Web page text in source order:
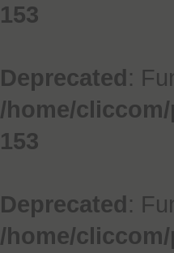
153
Deprecated:
/home/
153
Deprecated:
/home/